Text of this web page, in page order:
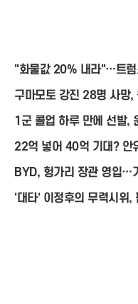
"화물값 20% 내라"…트럼
구마모토 강진 28명 사망,
1군 콜업 하루 만에 선발,
22억 넣어 40억 기대? 안
BYD, 헝가리 장관 영입…
'대타' 이정후의 무력시위,